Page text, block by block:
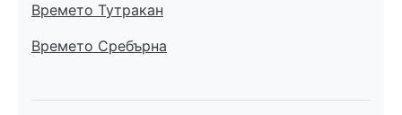
Времето Тутракан
Времето Сребърна